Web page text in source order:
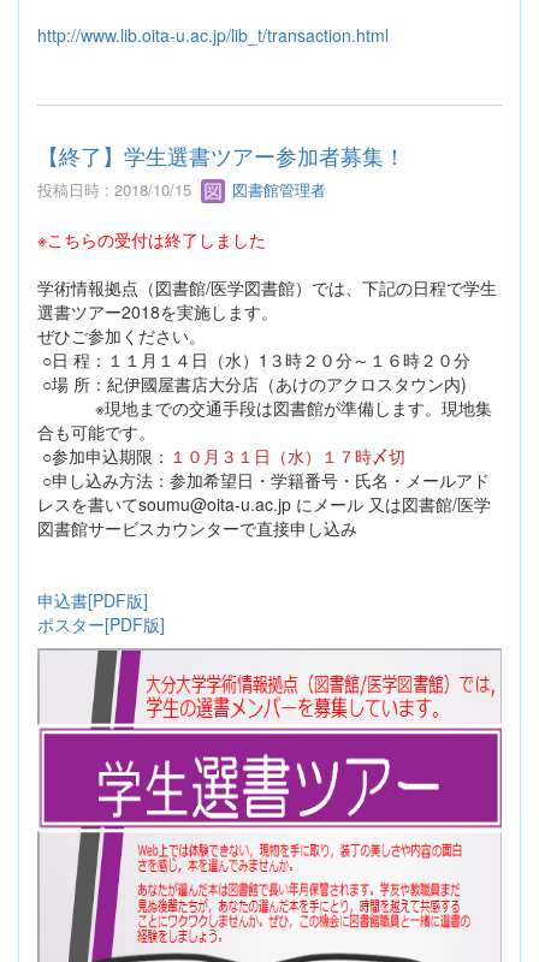
http://www.lib.oita-u.ac.jp/lib_t/transaction.html
【終了】学生選書ツアー参加者募集！
投稿日時 : 2018/10/15 図書館管理者
※こちらの受付は終了しました
学術情報拠点（図書館/医学図書館）では、下記の日程で学生
選書ツアー2018を実施します。
ぜひご参加ください。
○日 程：１１月１４日（水）1３時２０分～１６時２０分
○場 所：紀伊國屋書店大分店（あけのアクロスタウン内)
※現地までの交通手段は図書館が準備します。現地集
合も可能です。
○参加申込期限： １０月３１日（水）１７時〆切
○申し込み方法：参加希望日・学籍番号・氏名・メールアド
レスを書いてsoumu@oita-u.ac.jp にメール 又は図書館/医学
図書館サービスカウンターで直接申し込み
申込書[PDF版]
ポスター[PDF版]